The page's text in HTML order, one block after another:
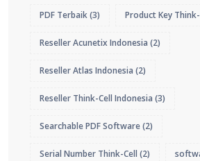
PDF Terbaik(3) Product Key
Reseller Acunetix Indonesia (2)
Reseller Atlas Indonesia (2)
Reseller Think-Cell Indonesia (3)
Searchable PDF Software(2)
Serial Number Think-Cell (2)